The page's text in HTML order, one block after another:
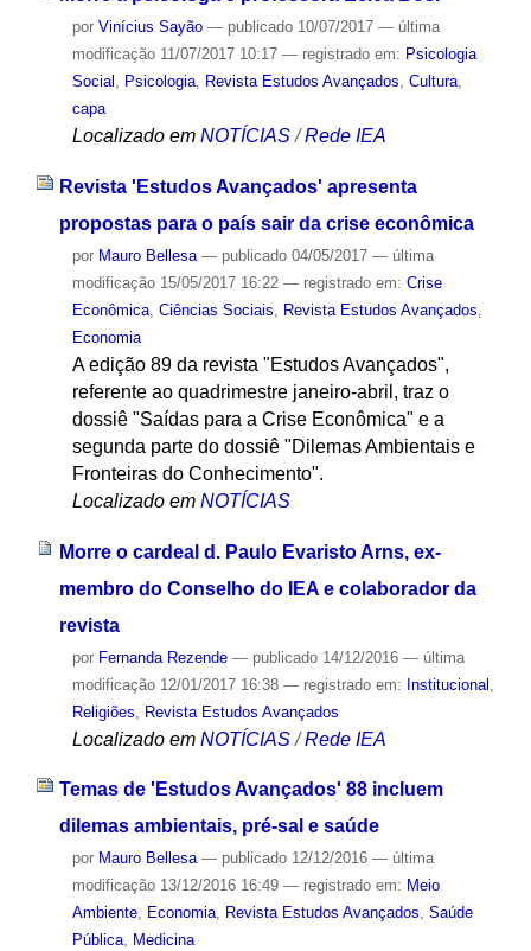
por Vinícius Sayão — publicado10/07/2017 — última
modificação11/07/2017 10:17 — registrado em: Psicologia
Social , Psicologia, Revista Estudos Avançados, Cultura,
capa
Localizado em NOTÍCIAS /Rede IEA
Revista 'Estudos Avançados' apresenta
propostas para o país sair da crise econômica
por Mauro Bellesa — publicado04/05/2017 — última
modificação15/05/2017 16:22 — registrado em: Crise
Econômica, Ciências Sociais, Revista Estudos Avançados,
Economia
A edição 89 da revista "Estudos Avançados",
referente ao quadrimestre janeiro-abril, traz o
dossiê "Saídas para a Crise Econômica" e a
segunda parte do dossiê "Dilemas Ambientais e
Fronteiras do Conhecimento".
Localizado em NOTÍCIAS
Morre o cardeal d. Paulo Evaristo Arns, ex-
membro do Conselho do IEA e colaborador da
revista
por Fernanda Rezende — publicado14/12/2016 — última
modificação12/01/2017 16:38 — registrado em: Institucional
Religiões
Revista Estudos Avançados
Localizado em NOTÍCIAS /Rede IEA
Temas de 'Estudos Avançados' 88 incluem
dilemas ambientais, pré-sal e saúde
por Mauro Bellesa — publicado12/12/2016 — última
modificação13/12/2016 16:49 — registrado em: Meio
Ambiente, Economia, Revista Estudos Avançados, Saúde
Pública, Medicina